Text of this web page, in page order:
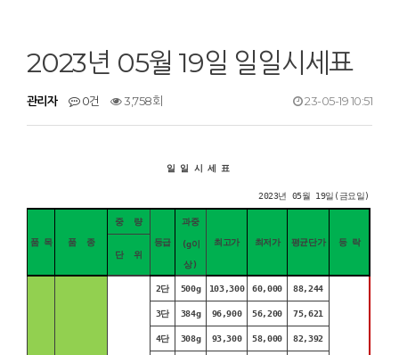
2023년 05월 19일 일일시세표
관리자 0건 3,758회 23-05-19 10:51
일 일 시 세 표
2023년 05월 19일(금요일)
품 목 품 종
중 량
등급
과중
최고가 최저가 평균단가
등 락
단 위
(g이
상)
2단 500g 103,300 60,000 88,244
3단 384g 96,900 56,200 75,621
4단 308g 93,300 58,000 82,392